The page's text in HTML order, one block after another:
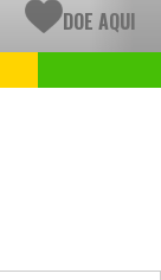
DOE AQUI